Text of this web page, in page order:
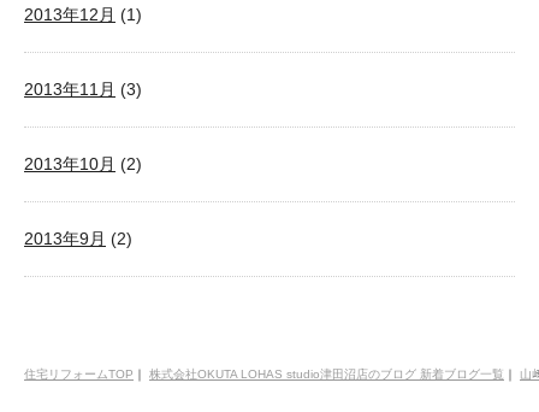
2013年12月 (1)
2013年11月 (3)
2013年10月 (2)
2013年9月 (2)
住宅リフォームTOP ｜ 株式会社OKUTA LOHAS studio津田沼店のブログ 新着ブログ一覧 ｜ 山